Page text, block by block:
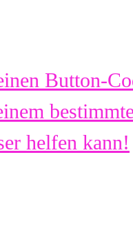
Button-
helfen kann!